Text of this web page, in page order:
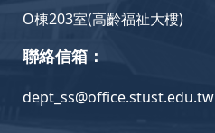
O棟203室(高齡福祉大樓)
聯絡信箱：
dept_ss@office.stust.edu.tw